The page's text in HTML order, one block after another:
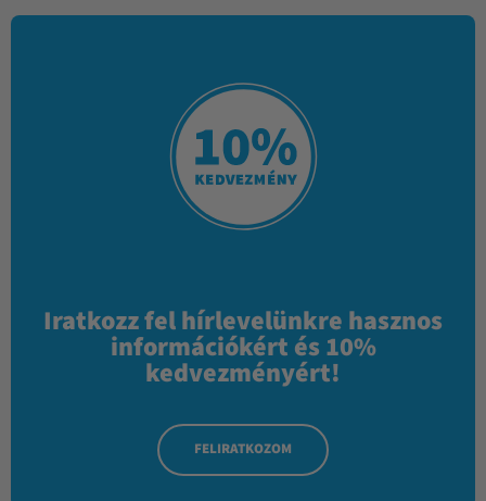
Iratkozz fel hírlevelünkre hasznos
információkért és 10%
kedvezményért!
FELIRATKOZOM